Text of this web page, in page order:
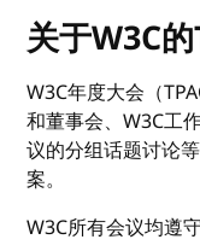
关于W3C
W3C年度大会（
和董事会、W3C工
议的分组话题讨论
案。
W3C所有会议均遵